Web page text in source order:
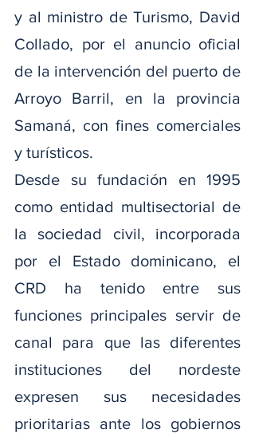
y al ministro de Turismo, David
Collado, por el anuncio oficial
de la intervención del puerto de
Arroyo Barril, en la provincia
Samaná, con fines comerciales
y turísticos.
Desde su fundación en 1995
como entidad multisectorial de
la sociedad civil, incorporada
por el Estado dominicano, el
CRD ha tenido entre sus
funciones principales servir de
canal para que las diferentes
instituciones del nordeste
expresen sus necesidades
prioritarias ante los gobiernos